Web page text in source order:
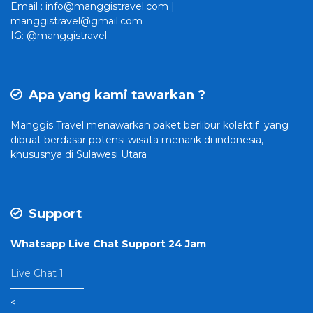
Email : info@manggistravel.com |
manggistravel@gmail.com
IG: @manggistravel
Apa yang kami tawarkan ?
Manggis Travel menawarkan paket berlibur kolektif yang
dibuat berdasar potensi wisata menarik di indonesia,
khususnya di Sulawesi Utara
Support
Whatsapp Live Chat Support 24 Jam
———————–
Live Chat 1
———————–
<